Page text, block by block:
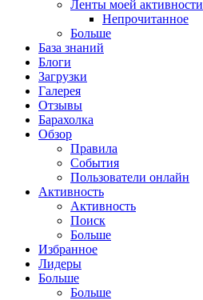
Ленты моей активности
Непрочитанное
Больше
База знаний
Блоги
Загрузки
Галерея
Отзывы
Барахолка
Обзор
Правила
События
Пользователи онлайн
Активность
Активность
Поиск
Больше
Избранное
Лидеры
Больше
Больше